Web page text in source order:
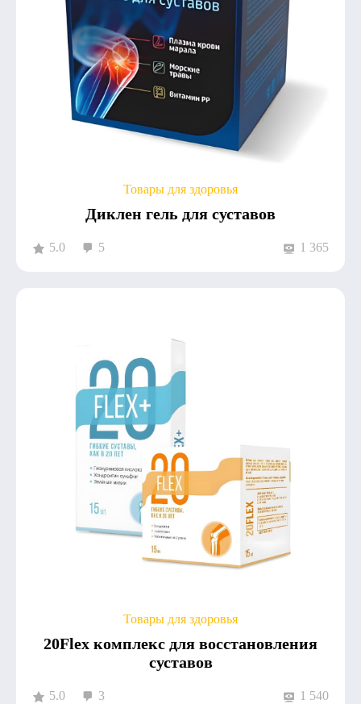
Товары для здоровья
Диклен гель для суставов
5.0 5 1 365
Товары для здоровья
20Flex комплекс для восстановления
суставов
5.0 3 1 540